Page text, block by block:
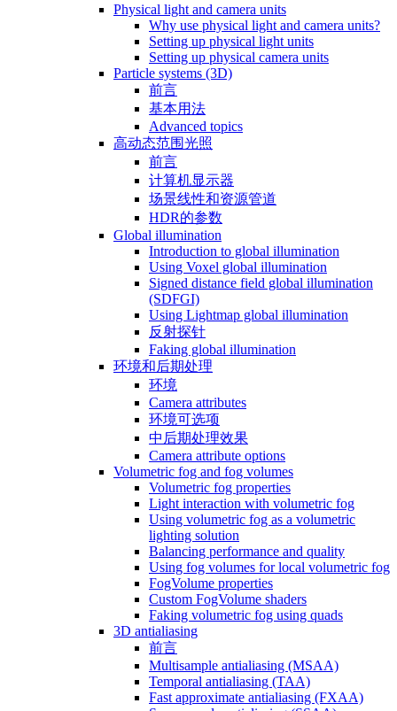
Physical light and camera units
Why use physical light and camera units?
Setting up physical light units
Setting up physical camera units
Particle systems (3D)
前言
基本用法
Advanced topics
高动态范围光照
前言
计算机显示器
场景线性和资源管道
HDR的参数
Global illumination
Introduction to global illumination
Using Voxel global illumination
Signed distance field global illumination
(SDFGI)
Using Lightmap global illumination
反射探针
Faking global illumination
环境和后期处理
环境
Camera attributes
环境可选项
中后期处理效果
Camera attribute options
Volumetric fog and fog volumes
Volumetric fog properties
Light interaction with volumetric fog
Using volumetric fog as a volumetric
lighting solution
Balancing performance and quality
Using fog volumes for local volumetric fog
FogVolume properties
Custom FogVolume shaders
Faking volumetric fog using quads
3D antialiasing
前言
Multisample antialiasing (MSAA)
Temporal antialiasing (TAA)
Fast approximate antialiasing (FXAA)